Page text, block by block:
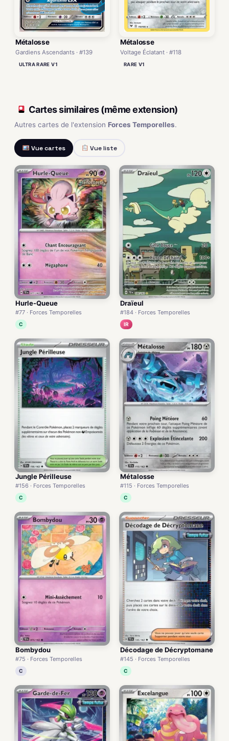
Métalosse
Gardiens Ascendants · #139
ULTRA RARE V1
Métalosse
Voltage Éclatant · #118
RARE V1
Cartes similaires (même extension)
Autres cartes de l'extension Forces Temporelles.
Vue cartes Vue liste
Hurle-Queue
#77 · Forces Temporelles
C
Draïeul
#184 · Forces Temporelles
IR
Jungle Périlleuse
#156 · Forces Temporelles
C
Métalosse
#115 · Forces Temporelles
C
Bombydou
#75 · Forces Temporelles
C
Décodage de Décryptomane
#145 · Forces Temporelles
C